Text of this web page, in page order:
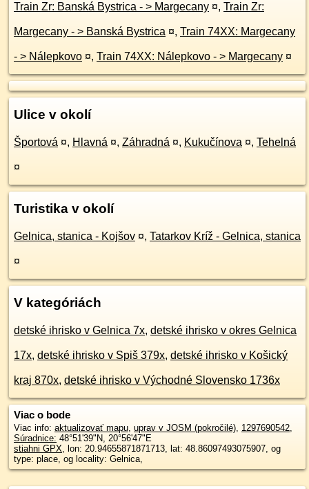
Train Zr: Banská Bystrica - > Margecany ¤, Train Zr:
Margecany - > Banská Bystrica ¤, Train 74XX: Margecany
- > Nálepkovo ¤, Train 74XX: Nálepkovo - > Margecany ¤
Ulice v okolí
Športová ¤, Hlavná ¤, Záhradná ¤, Kukučínova ¤, Tehelná
¤
Turistika v okolí
Gelnica, stanica - Kojšov ¤, Tatarkov Kríž - Gelnica, stanica
¤
V kategóriách
detské ihrisko v Gelnica 7x, detské ihrisko v okres Gelnica
17x, detské ihrisko v Spiš 379x, detské ihrisko v Košický
kraj 870x, detské ihrisko v Východné Slovensko 1736x
Viac o bode
Viac info: aktualizovať mapu, uprav v JOSM (pokročilé), 1297690542,
Súradnice: 48°51'39"N, 20°56'47"E
stiahni GPX, lon: 20.94655871871713, lat: 48.86097493075907, og
type: place, og locality: Gelnica,